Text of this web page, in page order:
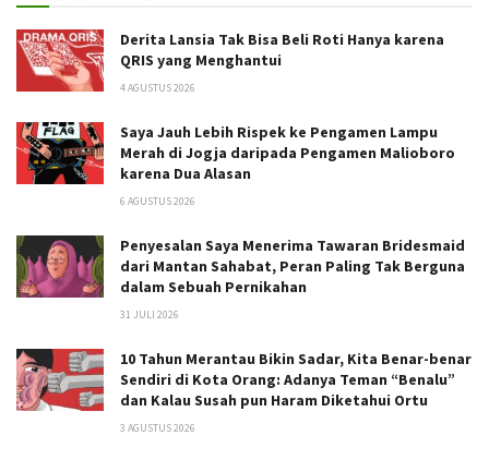
Derita Lansia Tak Bisa Beli Roti Hanya karena
QRIS yang Menghantui
4 AGUSTUS 2026
Saya Jauh Lebih Rispek ke Pengamen Lampu
Merah di Jogja daripada Pengamen Malioboro
karena Dua Alasan
6 AGUSTUS 2026
Penyesalan Saya Menerima Tawaran Bridesmaid
dari Mantan Sahabat, Peran Paling Tak Berguna
dalam Sebuah Pernikahan
31 JULI 2026
10 Tahun Merantau Bikin Sadar, Kita Benar-benar
Sendiri di Kota Orang: Adanya Teman “Benalu”
dan Kalau Susah pun Haram Diketahui Ortu
3 AGUSTUS 2026